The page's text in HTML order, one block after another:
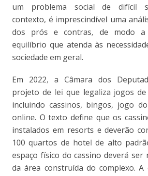
um problema social de difícil
contexto, é imprescindível uma
dos prós e contras, de modo a
equilíbrio que atenda às
sociedade em geral.
Em 2022, a Câmara dos
projeto de lei que legaliza jogos
incluindo cassinos, bingos, jogo
online. O texto define que os
instalados em resorts e deverão
100 quartos de hotel de alto
espaço físico do cassino deverá ser
da área construída do complexo. A